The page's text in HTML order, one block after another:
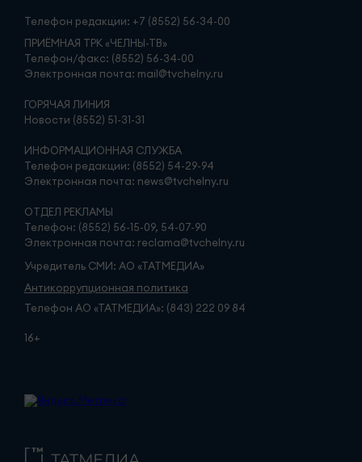
Телефон редакции: +7 (8552) 56-34-00
ПРИЁМНАЯ ТРК «ЧЕЛНЫ-ТВ»
Телефон/факс: (8552) 56-34-00
Электронная почта: mail@tvchelny.ru
ГОРЯЧАЯ ЛИНИЯ
Новости (8552) 51-31-31
ИНФОРМАЦИОННАЯ СЛУЖБА
Телефон редакции: (8552) 54-29-94
Электронная почта: news@tvchelny.ru
ОТДЕЛ РЕКЛАМЫ
Телефон: (8552) 56-15-09, 54-07-90
Электронная почта: reclama@tvchelny.ru
Учредитель СМИ: АО «ТАТМЕДИА»
Антикоррупционная политика
Телефон АО «ТАТМЕДИА»: (843) 222 09 84
16+